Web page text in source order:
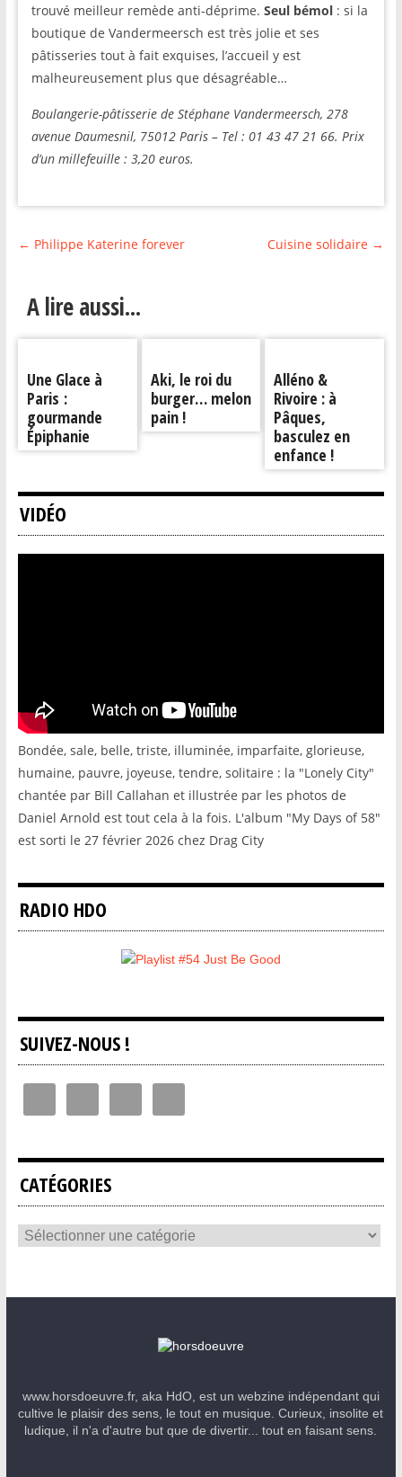
trouvé meilleur remède anti-déprime. Seul bémol: si la
boutique de Vandermeersch est très jolie et ses
pâtisseries tout à fait exquises, l’accueil y est
malheureusement plus que désagréable…
Boulangerie-pâtisserie de Stéphane Vandermeersch, 278
avenue Daumesnil, 75012 Paris – Tel : 01 43 47 21 66. Prix
d’un millefeuille : 3,20 euros.
← Philippe Katerine forever Cuisine solidaire →
A lire aussi...
Une Glace à
Paris :
gourmande
Épiphanie
Aki, le roi du
burger… melon
pain !
Alléno &
Rivoire : à
Pâques,
basculez en
enfance !
VIDÉO
Bondée, sale, belle, triste, illuminée, imparfaite, glorieuse,
humaine, pauvre, joyeuse, tendre, solitaire : la "Lonely City"
chantée par Bill Callahan et illustrée par les photos de
Daniel Arnold est tout cela à la fois. L'album "My Days of 58"
est sorti le 27 février 2026 chez Drag City
RADIO HDO
SUIVEZ-NOUS !
CATÉGORIES
www.horsdoeuvre.fr, aka HdO, est un webzine indépendant qui
cultive le plaisir des sens, le tout en musique. Curieux, insolite et
ludique, il n'a d'autre but que de divertir... tout en faisant sens.